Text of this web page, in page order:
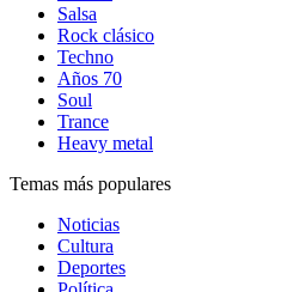
Salsa
Rock clásico
Techno
Años 70
Soul
Trance
Heavy metal
Temas más populares
Noticias
Cultura
Deportes